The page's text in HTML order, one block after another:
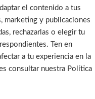
el contenido a tus
marketing y publicaciones
rechazarlas o elegir tu
Ten en
a tu experiencia en la
consultar nuestra Política